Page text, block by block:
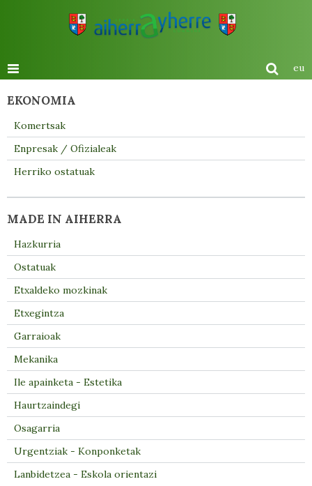
eu
EKONOMIA
Komertsak
Enpresak / Ofizialeak
Herriko ostatuak
MADE IN AIHERRA
Hazkurria
Ostatuak
Etxaldeko mozkinak
Etxegintza
Garraioak
Mekanika
Ile apainketa - Estetika
Haurtzaindegi
Osagarria
Urgentziak - Konponketak
Lanbidetzea - Eskola orientazi